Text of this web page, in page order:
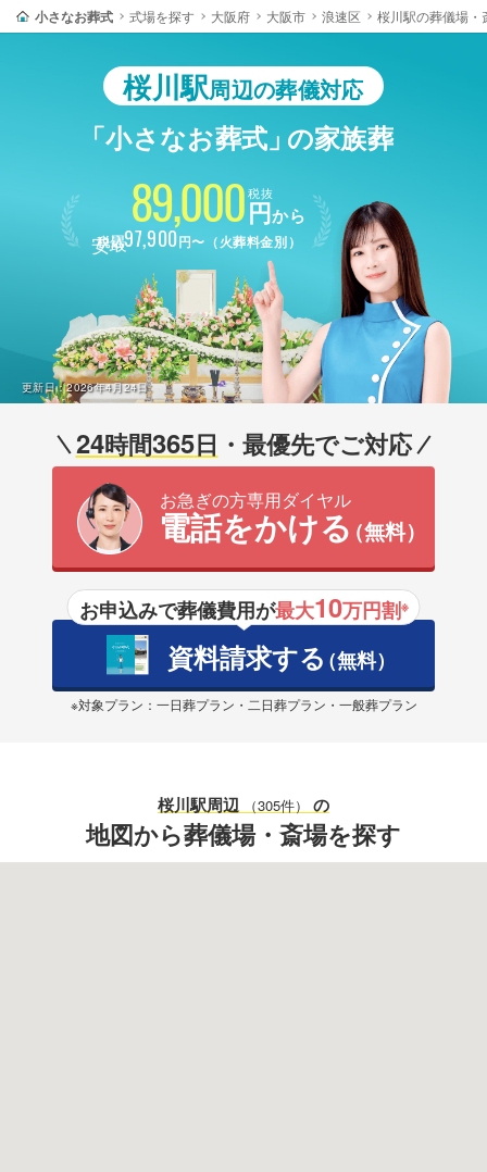
小さなお葬式 式場を探す 大阪府 大阪市 浪速区 桜川駅の葬儀場・
桜川駅周辺の葬儀対応
「小さなお葬式」の家族葬
更新日：2026年4月24日
89,000 税抜
円から
税込97,900円〜（火葬料金別）
24時間365日 ・最優先でご対応
お急ぎの方専用ダイヤル
電話をかける（無料）
お申込みで葬儀費用が最大10万円割※
資料請求する（無料）
※対象プラン：一日葬プラン・二日葬プラン・一般葬プラン
桜川駅周辺 （305件） の
地図から葬儀場・斎場を探す